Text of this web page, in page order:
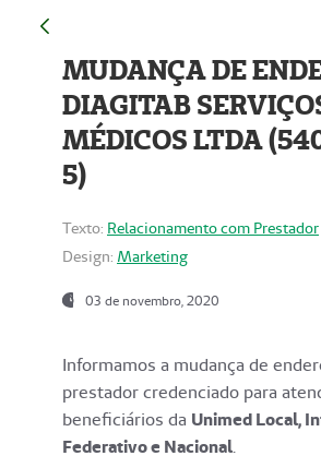
MUDANÇA DE
DIAGITAB
MÉDICOS LTDA
5)
Texto: Relacionamento com Prestador
Design: Marketing
03 de novembro, 2020
Informamos a mudança de
prestador credenciado para
beneficiários da Unimed Local,
Federativo e Nacional.